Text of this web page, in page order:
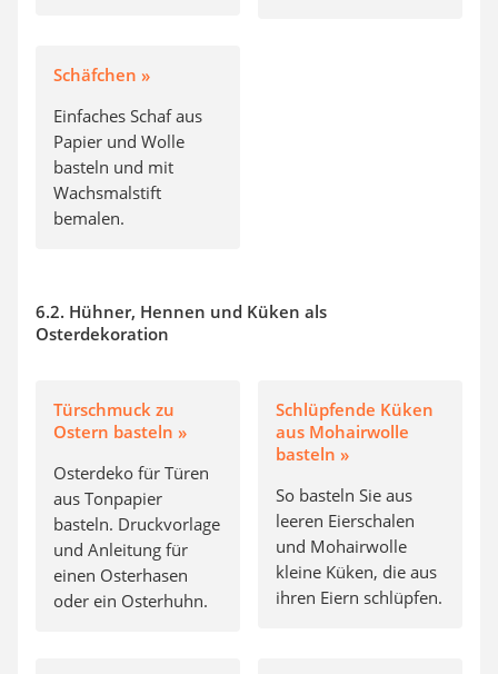
Schäfchen »
Einfaches Schaf aus
Papier und Wolle
basteln und mit
Wachsmalstift
bemalen.
6.2. Hühner, Hennen und Küken als
Osterdekoration
Türschmuck zu
Ostern basteln »
Osterdeko für Türen
aus Tonpapier
basteln. Druckvorlage
und Anleitung für
einen Osterhasen
oder ein Osterhuhn.
Schlüpfende Küken
aus Mohairwolle
basteln »
So basteln Sie aus
leeren Eierschalen
und Mohairwolle
kleine Küken, die aus
ihren Eiern schlüpfen.